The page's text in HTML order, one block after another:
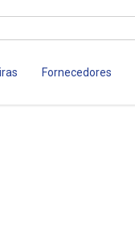
Fornecedores